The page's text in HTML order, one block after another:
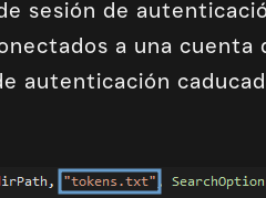
sesión de
a una cuenta
autenticación